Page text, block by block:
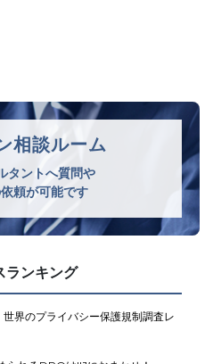
相談ルーム
タントへ質問や
頼が可能です
ランキング
世界のプライバシー保護規制調査レ